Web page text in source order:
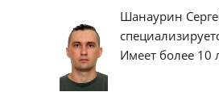
Шанаурин
Имеет более 10